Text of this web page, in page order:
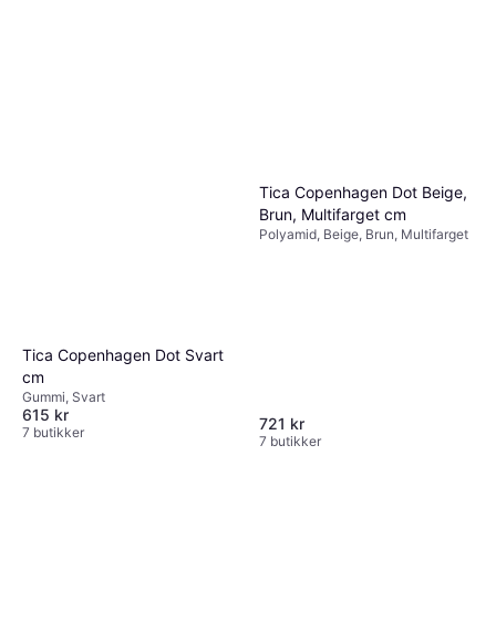
Tica Copenhagen Dot Svart
cm
Gummi, Svart
615 kr
7 butikker
Tica Copenhagen Dot Beige,
Brun, Multifarget cm
Polyamid, Beige, Brun, Multifarget
721 kr
7 butikker